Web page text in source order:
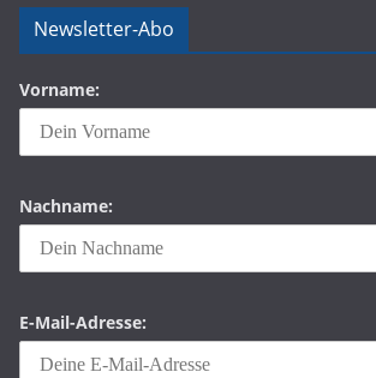
Newsletter-Abo
Vorname:
Nachname:
E-Mail-Adresse: